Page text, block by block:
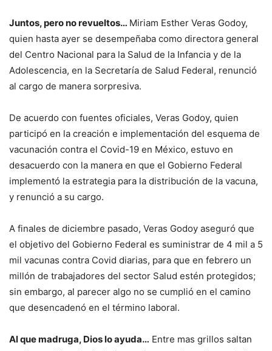
Juntos, pero no revueltos… Miriam Esther Veras Godoy,
quien hasta ayer se desempeñaba como directora general
del Centro Nacional para la Salud de la Infancia y de la
Adolescencia, en la Secretaría de Salud Federal, renunció
al cargo de manera sorpresiva.
De acuerdo con fuentes oficiales, Veras Godoy, quien
participó en la creación e implementación del esquema de
vacunación contra el Covid-19 en México, estuvo en
desacuerdo con la manera en que el Gobierno Federal
implementó la estrategia para la distribución de la vacuna,
y renunció a su cargo.
A finales de diciembre pasado, Veras Godoy aseguró que
el objetivo del Gobierno Federal es suministrar de 4 mil a 5
mil vacunas contra Covid diarias, para que en febrero un
millón de trabajadores del sector Salud estén protegidos;
sin embargo, al parecer algo no se cumplió en el camino
que desencadenó en el término laboral.
Al que madruga, Dios lo ayuda… Entre mas grillos saltan